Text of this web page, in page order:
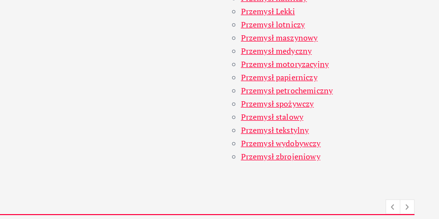
Przemysł Lekki
Przemysł lotniczy
Przemysł maszynowy
Przemysł medyczny
Przemysł motoryzacyjny
Przemysł papierniczy
Przemysł petrochemiczny
Przemysł spożywczy
Przemysł stalowy
Przemysł tekstylny
Przemysł wydobywczy
Przemysł zbrojeniowy